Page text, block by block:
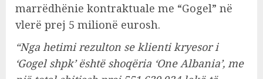
marrëdhënie kontraktuale me “Gogel” në
vlerë prej 5 milionë eurosh.
“Nga hetimi rezulton se klienti kryesor i
‘Gogel shpk’ është shoqëria ‘One Albania’, me